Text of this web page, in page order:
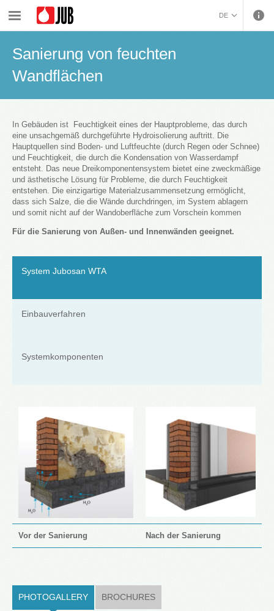
DE
ΕΛΛΗΝΙΚΑ (GREEK)
ITALIANO (ITALIAN)
KOSOVA (KOSOVO)
МАКЕДОНСКИ
(MACEDONIAN)
ROMÂNĂ (ROMANIAN)
РУССКИЙ (RUSSIAN)
СРПСКИ (SERBIAN)
SLOVENŠČINA
Fassadensysteme und WDVS
Sanierung von feuchten
Wandflächen
In Gebäuden ist Feuchtigkeit eines der Hauptprobleme, das durch
eine unsachgemäß durchgeführte Hydroisolierung auftritt. Die
Hauptquellen sind Boden- und Luftfeuchte (durch Regen oder Schnee)
und Feuchtigkeit, die durch die Kondensation von Wasserdampf
entsteht. Das neue Dreikomponentensystem bietet eine zweckmäßige
und ästhetische Lösung für Probleme, die durch Feuchtigkeit
entstehen. Die einzigartige Materialzusammensetzung ermöglicht,
dass sich Salze, die die Wände durchdringen, im System ablagern
und somit nicht auf der Wandoberfläche zum Vorschein kommen
Für die Sanierung von Außen- und Innenwänden geeignet.
System Jubosan WTA
Vor der Sanierung Nach der Sanierung
Einbauverfahren
Systemkomponenten
PHOTOGALLERY (ACTIVE TAB)
BROCHURES